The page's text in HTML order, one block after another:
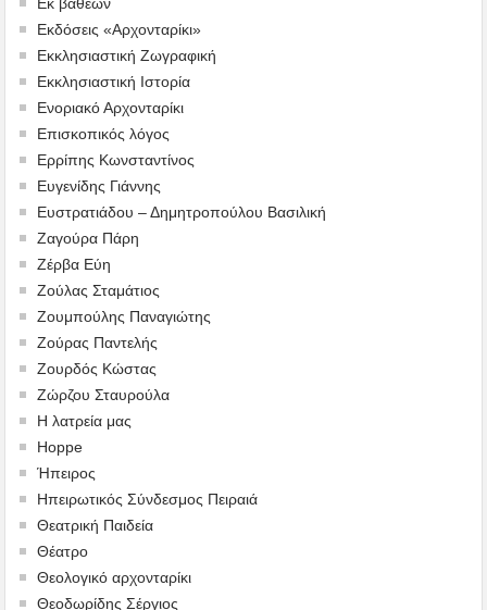
Εκδόσεις «Αρχονταρίκι»
Εκκλησιαστική Ζωγραφική
Εκκλησιαστική Ιστορία
Ενοριακό Αρχονταρίκι
Επισκοπικός λόγος
Ερρίπης Κωνσταντίνος
Ευγενίδης Γιάννης
Ευστρατιάδου – Δημητροπούλου Βασιλική
Ζαγούρα Πάρη
Ζέρβα Εύη
Ζούλας Σταμάτιος
Ζουμπούλης Παναγιώτης
Ζούρας Παντελής
Ζουρδός Κώστας
Ζώρζου Σταυρούλα
Η λατρεία μας
Hoppe
Ήπειρος
Ηπειρωτικός Σύνδεσμος Πειραιά
Θεατρική Παιδεία
Θέατρο
Θεολογικό αρχονταρίκι
Θεοδωρίδης Σέργιος